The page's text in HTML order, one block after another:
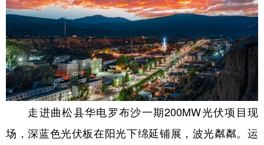
走进曲松县华电罗布沙一期200MW光伏项目现
场，深蓝色光伏板在阳光下绵延铺展，波光粼粼。运